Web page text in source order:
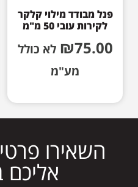
פנל מבודד מילוי קלקר
לקירות עובי 50 מ"מ
₪75.00
לא כולל
מע"מ
השאירו